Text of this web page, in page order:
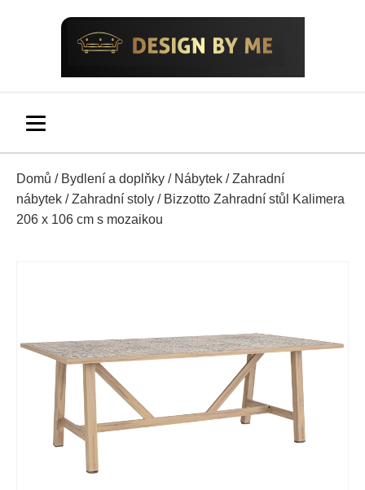
Domů / Bydlení a doplňky / Nábytek /Zahradní
nábytek /Zahradní stoly / Bizzotto Zahradní stůl Kalimera
206 x 106 cm s mozaikou